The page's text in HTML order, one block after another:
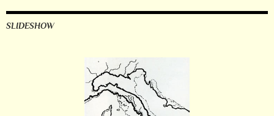
SLIDESHOW